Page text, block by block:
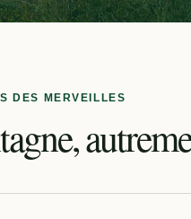
DES MERVEILLES